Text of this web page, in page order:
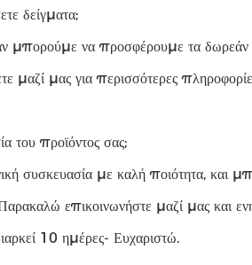
δείγματα;
να προσφέρουμε τα δωρεάν
μαζί μας για περισσότερες
του προϊόντος σας;
συσκευασία με καλή ποιότητα,
επικοινωνήστε μαζί μας και
10 ημέρες- Ευχαριστώ.